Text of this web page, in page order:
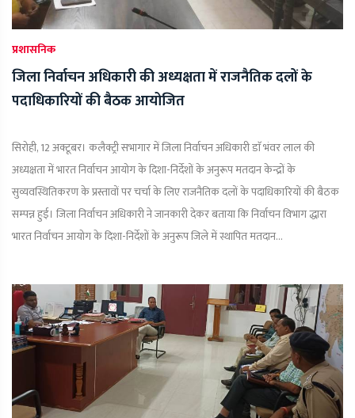
प्रशासनिक
जिला निर्वाचन अधिकारी की अध्यक्षता में राजनैतिक दलों के
पदाधिकारियों की बैठक आयोजित
सिरोही, 12 अक्टूबर। कलैक्ट्री सभागार में जिला निर्वाचन अधिकारी डाॅ भंवर लाल की
अध्यक्षता में भारत निर्वाचन आयोग के दिशा-निर्देशों के अनुरूप मतदान केन्द्रों के
सुव्यवस्थितिकरण के प्रस्तावों पर चर्चा के लिए राजनैतिक दलों के पदाधिकारियों की बैठक
सम्पन्न हुई। जिला निर्वाचन अधिकारी ने जानकारी देकर बताया कि निर्वाचन विभाग द्धारा
भारत निर्वाचन आयोग के दिशा-निर्देशों के अनुरूप जिले में स्थापित मतदान...